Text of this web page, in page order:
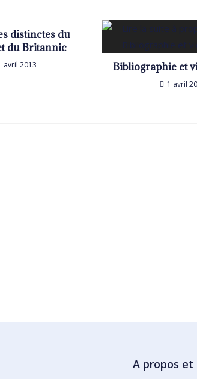
distinctes du
du Britannic
avril 2013 Bibliographie et
1 avril
A propos